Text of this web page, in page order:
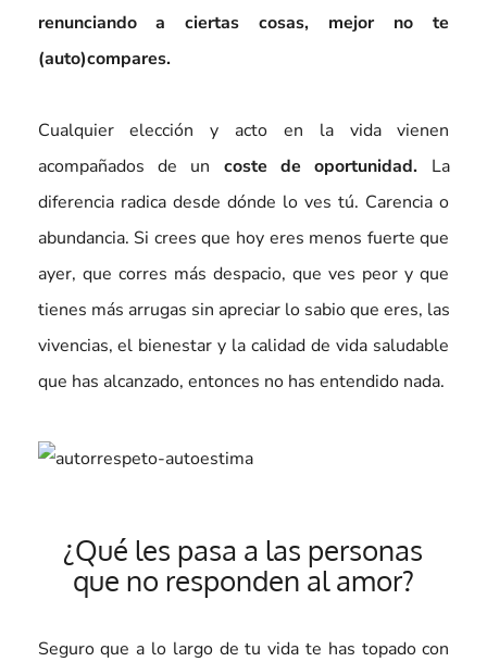
renunciando a ciertas cosas, mejor no te
(auto)compares.
Cualquier elección y acto en la vida vienen
acompañados de un coste de oportunidad. La
diferencia radica desde dónde lo ves tú. Carencia o
abundancia. Si crees que hoy eres menos fuerte que
ayer, que corres más despacio, que ves peor y que
tienes más arrugas sin apreciar lo sabio que eres, las
vivencias, el bienestar y la calidad de vida saludable
que has alcanzado, entonces no has entendido nada.
¿Qué les pasa a las personas
que no responden al amor?
Seguro que a lo largo de tu vida te has topado con